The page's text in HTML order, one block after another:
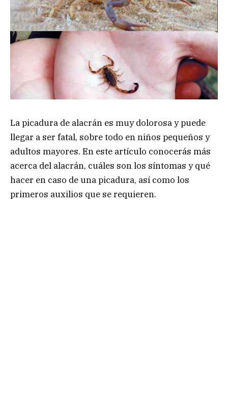
La picadura de alacrán es muy dolorosa y puede
llegar a ser fatal, sobre todo en niños pequeños y
adultos mayores. En este artículo conocerás más
acerca del alacrán, cuáles son los síntomas y qué
hacer en caso de una picadura, así como los
primeros auxilios que se requieren.